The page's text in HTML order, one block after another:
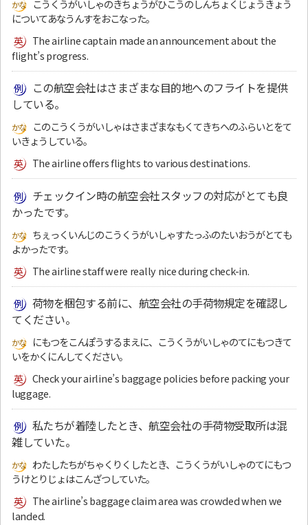
こうくうがいしゃのきちょうがひこうのしんちょくじょうきょう
についてあなうんすをおこなった。
The airline captain made an announcement about the
flight’s progress.
この航空会社はさまざまな目的地へのフライトを提供
している。
このこうくうがいしゃはさまざまなもくてきちへのふらいとをて
いきょうしている。
The airline offers flights to various destinations.
チェックイン時の航空会社スタッフの対応がとても良
かったです。
ちぇっくいんじのこうくうがいしゃすたっふのたいおうがとても
よかったです。
The airline staff were really nice during check-in.
荷物を梱包する前に、航空会社の手荷物規定を確認し
てください。
にもつをこんぽうするまえに、こうくうがいしゃのてにもつきて
いをかくにんしてください。
Check your airline’s baggage policies before packing your
luggage.
私たちが着陸したとき、航空会社の手荷物受取所は混
雑していた。
わたしたちがちゃくりくしたとき、こうくうがいしゃのてにもつ
うけとりじょはこんざつしていた。
The airline’s baggage claim area was crowded when we
landed.